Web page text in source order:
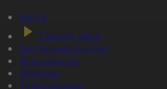
Басты
Тікелей эфир
Бағдарлама кестесі
Жаңалықтар
Жобалар
Телехикаялар